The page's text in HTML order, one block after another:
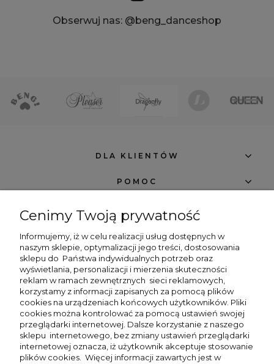
Obserwuj nas: @beng_danceshop
DLA KLIENTÓW
POMOC
NEWSLETTER -7% NA PIERWSZE ZAKUPY
zapisz się
Chcę dostawać powiadomienia o nowościach i rabatach w sklepie Beng
Shop.
Cenimy Twoją prywatność
Informujemy, iż w celu realizacji usług dostępnych w
naszym sklepie, optymalizacji jego treści, dostosowania
sklepu do Państwa indywidualnych potrzeb oraz
wyświetlania, personalizacji i mierzenia skuteczności
reklam w ramach zewnętrznych sieci reklamowych,
korzystamy z informacji zapisanych za pomocą plików
cookies na urządzeniach końcowych użytkowników. Pliki
cookies można kontrolować za pomocą ustawień swojej
przeglądarki internetowej. Dalsze korzystanie z naszego
sklepu internetowego, bez zmiany ustawień przeglądarki
internetowej oznacza, iż użytkownik akceptuje stosowanie
plików cookies. Więcej informacji zawartych jest w